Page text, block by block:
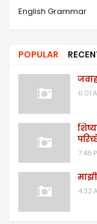
English Grammar
POPULAR
6:01
7:46
4:32